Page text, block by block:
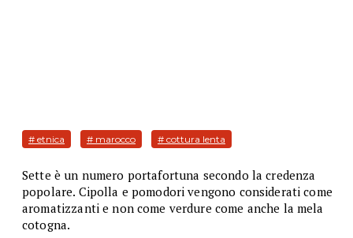
# etnica # marocco # cottura lenta
Sette è un numero portafortuna secondo la credenza
popolare. Cipolla e pomodori vengono considerati come
aromatizzanti e non come verdure come anche la mela
cotogna.